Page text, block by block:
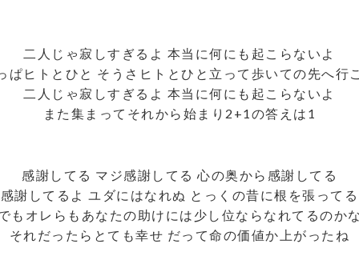
二人じゃ寂しすぎるよ 本当に何にも起こらないよ
ぱヒトとひと そうさヒトとひと立って歩いての先へ行
二人じゃ寂しすぎるよ 本当に何にも起こらないよ
また集まってそれから始まり2+1の答えは1
感謝してる マジ感謝してる 心の奥から感謝してる
感謝してるよ ユダにはなれぬ とっくの昔に根を張ってる
もオレらもあなたの助けには少し位ならなれてるのかな
それだったらとても幸せ だって命の価値か上がったね